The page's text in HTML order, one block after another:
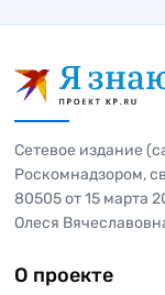
Сетевое издание
Роскомнадзором,
80505 от 15 марта
Олеся
О проекте